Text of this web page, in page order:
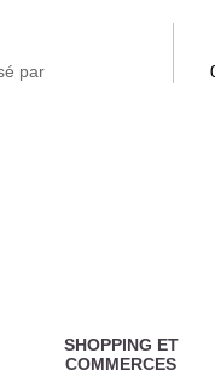
SHOPPING ET
COMMERCES